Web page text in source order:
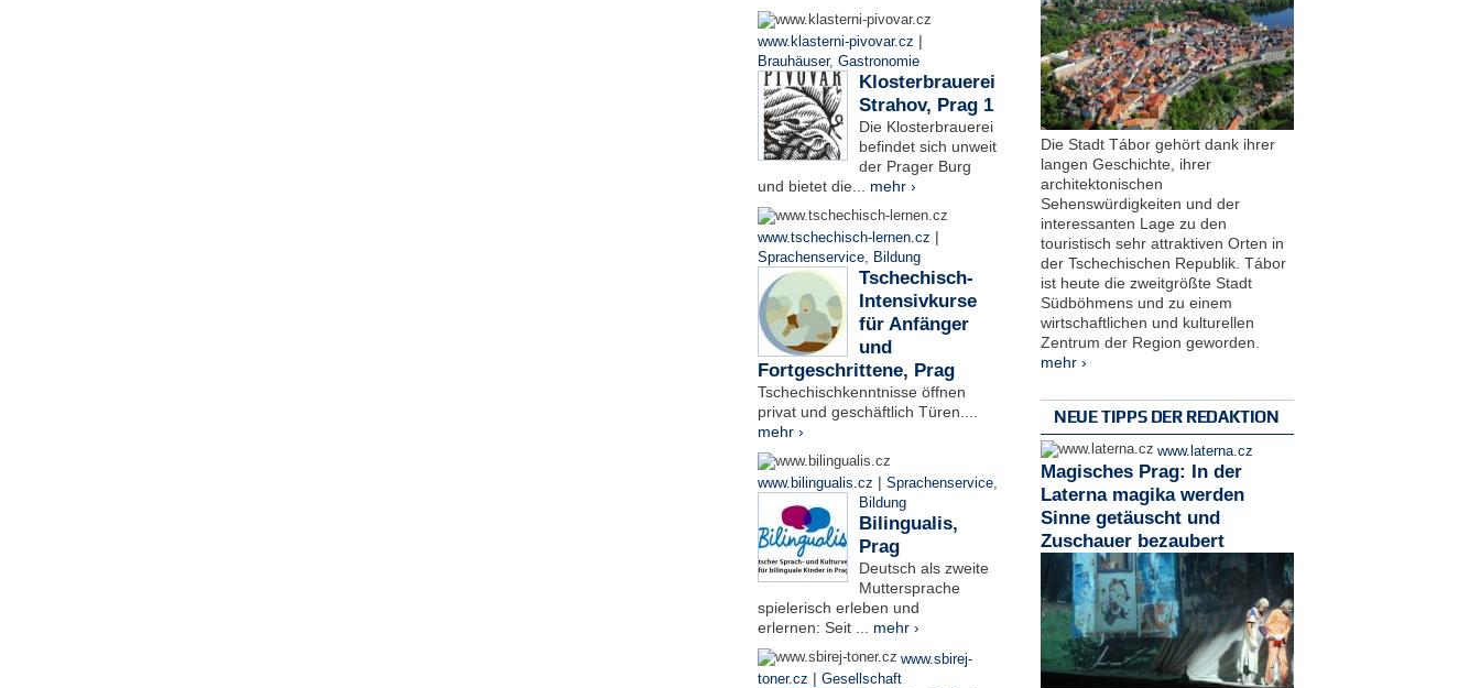
www.klasterni-pivovar.cz |
Brauhäuser, Gastronomie
Klosterbrauerei
Strahov, Prag 1
Die Klosterbrauerei
befindet sich unweit
der Prager Burg
und bietet die... mehr ›
www.tschechisch-lernen.cz |
Sprachenservice, Bildung
Tschechisch-
Intensivkurse
für Anfänger
und
Fortgeschrittene, Prag
Tschechischkenntnisse öffnen
privat und geschäftlich Türen....
mehr ›
www.bilingualis.cz | Sprachenservice,
Bildung
Bilingualis,
Prag
Deutsch als zweite
Muttersprache
spielerisch erleben und
erlernen: Seit ... mehr ›
www.sbirej-
toner.cz | Gesellschaft
Die Stadt Tábor gehört dank ihrer
langen Geschichte, ihrer
architektonischen
Sehenswürdigkeiten und der
interessanten Lage zu den
touristisch sehr attraktiven Orten in
der Tschechischen Republik. Tábor
ist heute die zweitgrößte Stadt
Südböhmens und zu einem
wirtschaftlichen und kulturellen
Zentrum der Region geworden.
mehr ›
NEUE TIPPS DER REDAKTION
www.laterna.cz
Magisches Prag: In der
Laterna magika werden
Sinne getäuscht und
Zuschauer bezaubert